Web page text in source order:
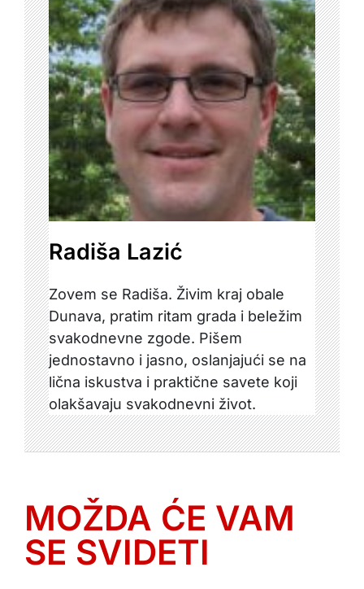
Radiša Lazić
Zovem se Radiša. Živim kraj obale
Dunava, pratim ritam grada i beležim
svakodnevne zgode. Pišem
jednostavno i jasno, oslanjajući se na
lična iskustva i praktične savete koji
olakšavaju svakodnevni život.
MOŽDA ĆE VAM
SE SVIDETI